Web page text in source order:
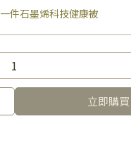
件石墨烯科技健康被
立即購買